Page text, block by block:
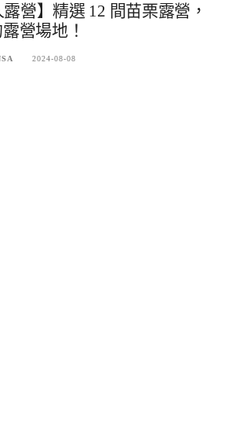
露營】精選 12 間苗栗露營，
營場地！
2024-08-08